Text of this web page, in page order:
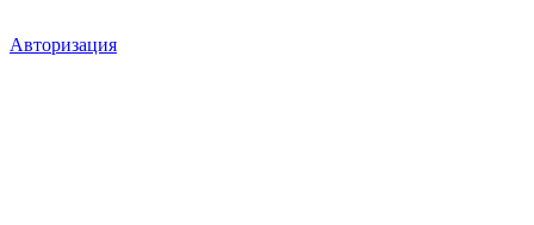
Авторизация